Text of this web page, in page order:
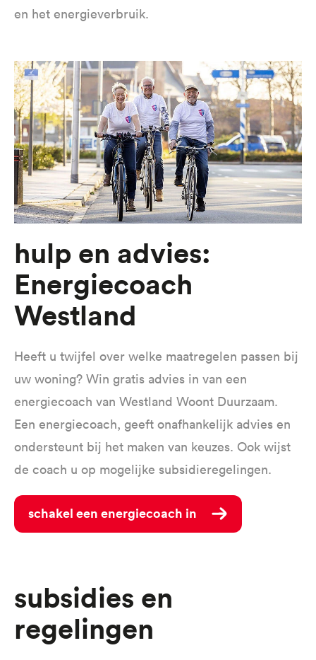
en het energieverbruik.
Hulp en advies:
Energiecoach
Westland
Heeft u twijfel over welke maatregelen passen bij
uw woning? Win gratis advies in van een
energiecoach van Westland Woont Duurzaam.
Een energiecoach, geeft onafhankelijk advies en
ondersteunt bij het maken van keuzes. Ook wijst
de coach u op mogelijke subsidieregelingen.
Schakel een energiecoach in
Subsidies en
regelingen